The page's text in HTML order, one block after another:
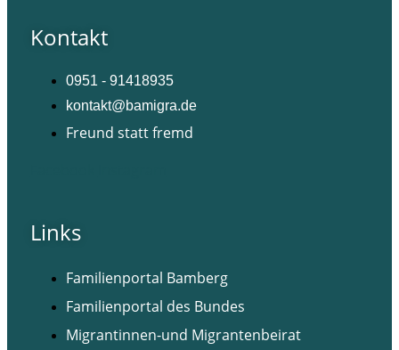
Kontakt
0951 - 91418935
kontakt@bamigra.de
Freund statt fremd
Links
Familienportal Bamberg
Familienportal des Bundes
Migrantinnen-und Migrantenbeirat